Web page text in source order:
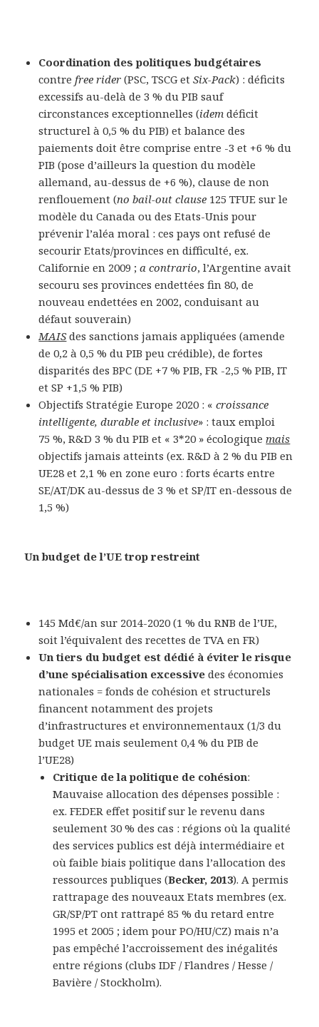
Coordination des politiques budgétaires
contre free rider(PSC, TSCG etSix-Pack) : déficits
excessifs au-delà de 3 % du PIB sauf
circonstances exceptionnelles (idem déficit
structurel à 0,5 % du PIB) et balance des
paiements doit être comprise entre -3 et +6 % du
PIB (pose d’ailleurs la question du modèle
allemand, au-dessus de +6 %), clause de non
renflouement (no bail-out clause 125 TFUE sur le
modèle du Canada ou des Etats-Unis pour
prévenir l’aléa moral : ces pays ont refusé de
secourir Etats/provinces en difficulté, ex.
Californie en 2009 ;a contrario, l’Argentine avait
secouru ses provinces endettées fin 80, de
nouveau endettées en 2002, conduisant au
défaut souverain)
MAISdes sanctions jamais appliquées (amende
de 0,2 à 0,5 % du PIB peu crédible), de fortes
disparités des BPC (DE +7 % PIB, FR -2,5 % PIB, IT
et SP +1,5 % PIB)
Objectifs Stratégie Europe 2020 : «croissance
intelligente, durable et inclusive» : taux emploi
75 %, R&D 3 % du PIB et « 3*20 » écologique mais
objectifs jamais atteints (ex. R&D à 2 % du PIB en
UE28 et 2,1 % en zone euro : forts écarts entre
SE/AT/DK au-dessus de 3 % et SP/IT en-dessous de
1,5 %)
Un budget de l’UE trop restreint
145 Md€/an sur 2014-2020 (1 % du RNB de l’UE,
soit l’équivalent des recettes de TVA en FR)
Un tiers du budget est dédié à éviter le risque
d’une spécialisation excessivedes économies
nationales = fonds de cohésion et structurels
financent notamment des projets
d’infrastructures et environnementaux (1/3 du
budget UE mais seulement 0,4 % du PIB de
l’UE28)
Critique de la politique de cohésion:
Mauvaise allocation des dépenses possible :
ex. FEDER effet positif sur le revenu dans
seulement 30 % des cas : régions où la qualité
des services publics est déjà intermédiaire et
où faible biais politique dans l’allocation des
ressources publiques (Becker, 2013). A permis
rattrapage des nouveaux Etats membres (ex.
GR/SP/PT ont rattrapé 85 % du retard entre
1995 et 2005 ; idem pour PO/HU/CZ) mais n’a
pas empêché l’accroissement des inégalités
entre régions (clubs IDF / Flandres / Hesse /
Bavière / Stockholm).